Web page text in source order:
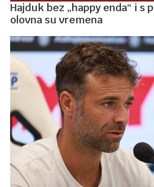
Hajduk bez „happy enda“ i s
olovna su vremena